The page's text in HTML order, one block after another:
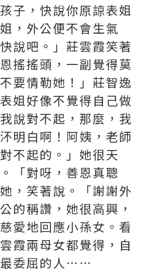
子，快說你原諒表姐
，外公便不會生氣
說吧。」莊雲霞笑著
搖搖頭，一副覺得莫
要情勒她！」莊智逸
姐好像不覺得自己做
說對不起，那麼，我
明白啊！阿姨，老師
不起的。」她很天
「對呀，善恩真聰
，笑著說。「謝謝外
的稱讚，她很高興，
愛地回應小孫女。看
霞兩母女都覺得，自
最委屈的人⋯⋯